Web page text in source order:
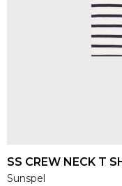
SS CREW NECK T
Sunspel